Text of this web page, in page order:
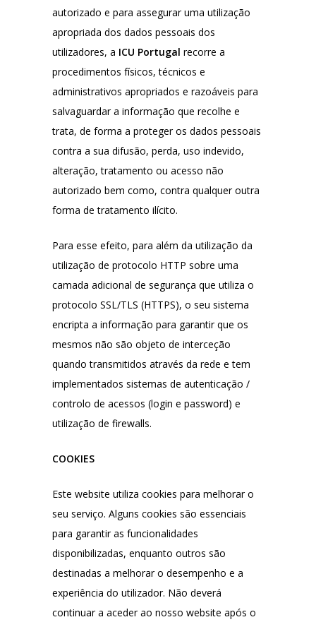
autorizado e para assegurar uma utilização
apropriada dos dados pessoais dos
utilizadores, a ICU Portugal recorre a
procedimentos físicos, técnicos e
administrativos apropriados e razoáveis para
salvaguardar a informação que recolhe e
trata, de forma a proteger os dados pessoais
contra a sua difusão, perda, uso indevido,
alteração, tratamento ou acesso não
autorizado bem como, contra qualquer outra
forma de tratamento ilícito.
Para esse efeito, para além da utilização da
utilização de protocolo HTTP sobre uma
camada adicional de segurança que utiliza o
protocolo SSL/TLS (HTTPS), o seu sistema
encripta a informação para garantir que os
mesmos não são objeto de interceção
quando transmitidos através da rede e tem
implementados sistemas de autenticação /
controlo de acessos (login e password) e
utilização de firewalls.
COOKIES
Este website utiliza cookies para melhorar o
seu serviço. Alguns cookies são essenciais
para garantir as funcionalidades
disponibilizadas, enquanto outros são
destinadas a melhorar o desempenho e a
experiência do utilizador. Não deverá
continuar a aceder ao nosso website após o